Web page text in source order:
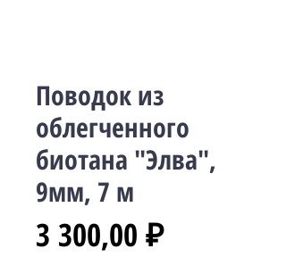
Поводок из
облегченного
биотана "Элва",
9мм, 7 м
3 300,00 ₽Цена